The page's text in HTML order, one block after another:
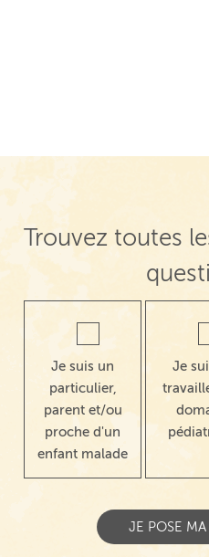
Trouvez toutes
Je suis un
particulier,
parent et/ou
proche d'un
enfant malade
Je